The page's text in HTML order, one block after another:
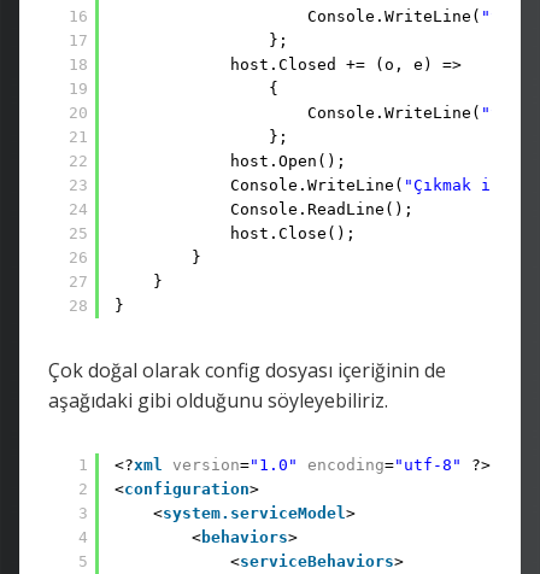
16
17
18
19
20
21
22
23
24
25
26
27
28
Console.WriteLine(
};
host.Closed += (o, e) =>
{
Console.WriteLine(
};
host.Open();
Console.WriteLine( "Çıkmak için
Console.ReadLine();
host.Close();
}
}
}
Çok doğal olarak config dosyası içeriğinin de
aşağıdaki gibi olduğunu söyleyebiliriz.
1
2
3
4
5
<?xml version="1.0" encoding="utf-8"
?>
<configuration>
<system.serviceModel >
<behaviors>
<serviceBehaviors>